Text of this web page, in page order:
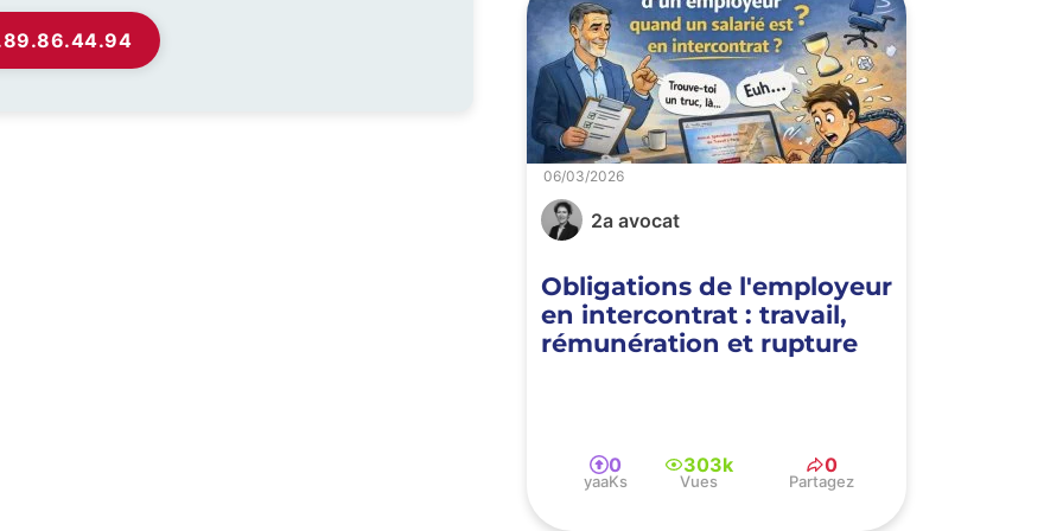
2a avocat
Obligations de l'employeur
en intercontrat : travail,
rémunération et rupture
06/03/2026
0
yaaKs
303k
Vues
0
Partagez